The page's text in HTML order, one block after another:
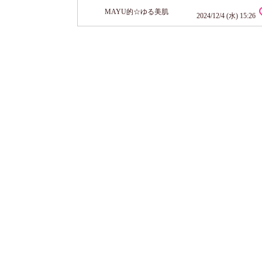
独自のセラム＆バームによる 2段階アプローチ✨ ーーー
ーーーーーー 商品名：アイゾーン ダブルリバイタライザ
価格：目もと用美容液 4.5mL・ 目もと用美容オイルバー
MAYU的☆ゆる美肌 2024/12/4 (水) 15:26